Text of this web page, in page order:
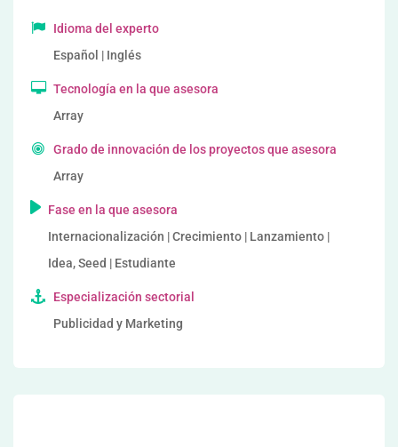
Idioma del experto
Español | Inglés
Tecnología en la que asesora
Array
Grado de innovación de los proyectos que asesora
Array
Fase en la que asesora
Internacionalización | Crecimiento | Lanzamiento |
Idea, Seed | Estudiante
Especialización sectorial
Publicidad y Marketing